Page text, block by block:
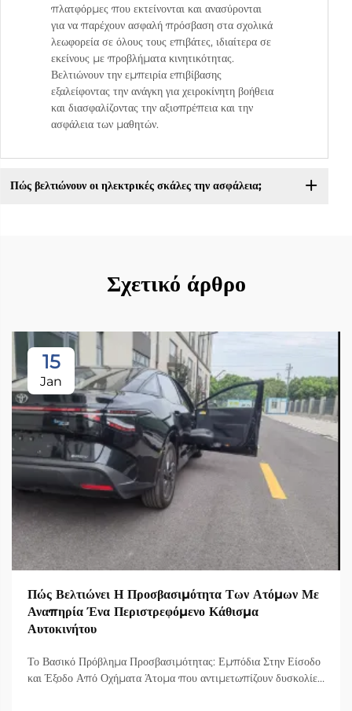
πλατφόρμες που εκτείνονται και ανασύρονται
για να παρέχουν ασφαλή πρόσβαση στα σχολικά
λεωφορεία σε όλους τους επιβάτες, ιδιαίτερα σε
εκείνους με προβλήματα κινητικότητας.
Βελτιώνουν την εμπειρία επιβίβασης
εξαλείφοντας την ανάγκη για χειροκίνητη βοήθεια
και διασφαλίζοντας την αξιοπρέπεια και την
ασφάλεια των μαθητών.
Πώς βελτιώνουν οι ηλεκτρικές σκάλες την ασφάλεια;
Σχετικό άρθρο
15
Jan
Πώς Βελτιώνει Η Προσβασιμότητα Των Ατόμων Με
Αναπηρία Ένα Περιστρεφόμενο Κάθισμα
Αυτοκινήτου
Το Βασικό Πρόβλημα Προσβασιμότητας: Εμπόδια Στην Είσοδο
και Έξοδο Από Οχήματα Άτομα που αντιμετωπίζουν δυσκολίες